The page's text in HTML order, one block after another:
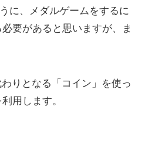
に、メダルゲームをするに
要があると思いますが、ま
りとなる「コイン」を使っ
用します。